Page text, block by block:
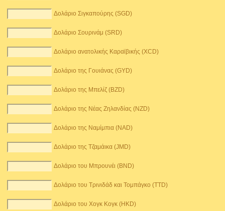
Δολάριο Σιγκαπούρης (SGD)
Δολάριο Σουρινάμ (SRD)
Δολάριο ανατολικής Καραϊβικής (XCD)
Δολάριο της Γουιάνας (GYD)
Δολάριο της Μπελίζ (BZD)
Δολάριο της Νέας Ζηλανδίας (NZD)
Δολάριο της Ναμίμπια (NAD)
Δολάριο της Τζαμάικα (JMD)
Δολάριο του Μπρουνέι (BND)
Δολάριο του Τρινιδάδ και Τομπάγκο (TTD)
Δολάριο του Χογκ Κογκ (HKD)